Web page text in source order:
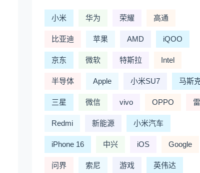
小米 华为 荣耀 高通
比亚迪 苹果 AMD iQOO
京东 微软 特斯拉 Intel
半导体 Apple 小米SU7 马斯
三星 微信 vivo OPPO
Redmi 新能源 小米汽车
iPhone 16 中兴 iOS Google
问界 索尼 游戏 英伟达